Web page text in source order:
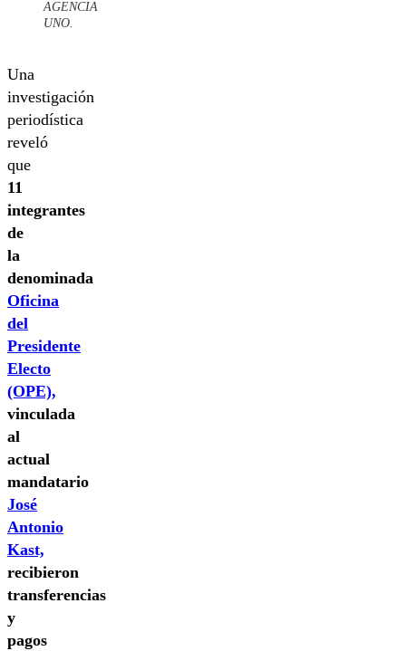
AGENCIA
UNO.
Una
investigación
periodística
reveló
que
11
integrantes
de
la
denominada
Oficina
del
Presidente
Electo
(OPE),
vinculada
al
actual
mandatario
José
Antonio
Kast,
recibieron
transferencias
y
pagos